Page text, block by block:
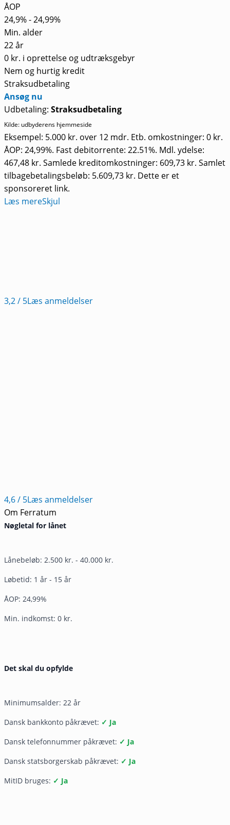
ÅOP
24,9% - 24,99%
Min. alder
22 år
0 kr. i oprettelse og udtræksgebyr
Nem og hurtig kredit
Straksudbetaling
Ansøg nu
Udbetaling: Straksudbetaling
Kilde: udbyderens hjemmeside
Eksempel: 5.000 kr. over 12 mdr. Etb. omkostninger: 0 kr.
ÅOP: 24,99%. Fast debitorrente: 22.51%. Mdl. ydelse:
467,48 kr. Samlede kreditomkostninger: 609,73 kr. Samlet
tilbagebetalingsbeløb: 5.609,73 kr. Dette er et
sponsoreret link.
Læs mereSkjul
3,2/ 5Læs anmeldelser
4,6/ 5Læs anmeldelser
Om Ferratum
Nøgletal for lånet
Lånebeløb: 2.500 kr. - 40.000 kr.
Løbetid: 1 år - 15 år
ÅOP: 24,99%
Min. indkomst: 0 kr.
Det skal du opfylde
Minimumsalder: 22 år
Dansk bankkonto påkrævet: ✓ Ja
Dansk telefonnummer påkrævet: ✓ Ja
Dansk statsborgerskab påkrævet: ✓ Ja
MitID bruges: ✓ Ja